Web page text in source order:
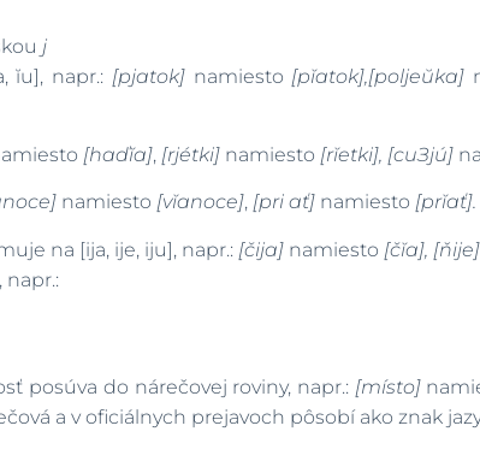
j
ĭu], napr.: [pjatok]namiesto [pĭatok],[poljeŭka]
[haďĭa], [rjétki]namiesto [rĭetki], [cuЗjú]
namiesto [vĭanoce], [pri ať]namiesto [prĭať].
na [ija, ije, iju], napr.: [čija]namiesto [čĭa], [ňije]
posúva do nárečovej roviny, napr.: [místo]
a v oficiálnych prejavoch pôsobí ako znak